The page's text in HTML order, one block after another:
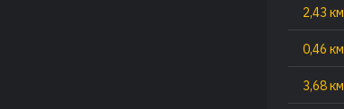
2,43 км
0,46 км
3,68 км